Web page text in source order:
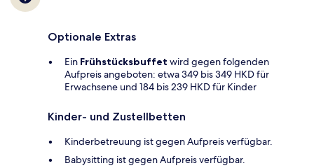
Optionale Extras
Ein Frühstücksbuffet wird gegen folgenden
Aufpreis angeboten: etwa 349 bis 349 HKD für
Erwachsene und 184 bis 239 HKD für Kinder
Kinder- und Zustellbetten
Kinderbetreuung ist gegen Aufpreis verfügbar.
Babysitting ist gegen Aufpreis verfügbar.